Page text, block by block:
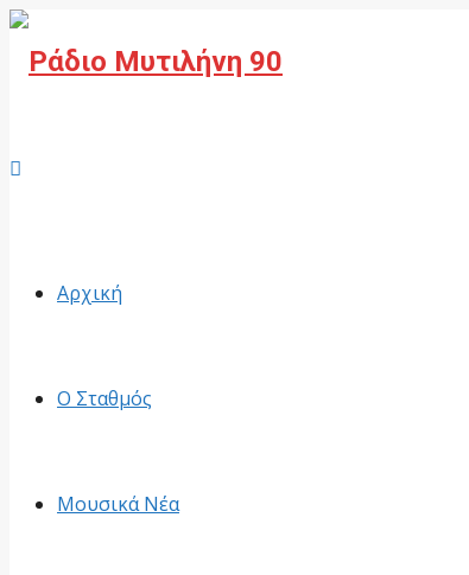
Αρχική
Ο Σταθμός
Μουσικά Νέα